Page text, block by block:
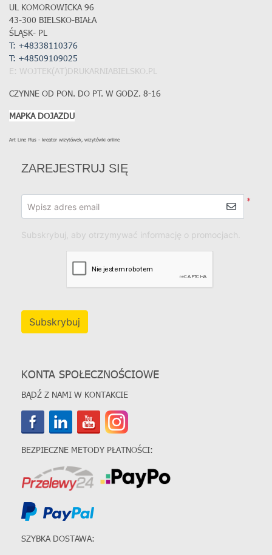
UL KOMOROWICKA 96
43-300 BIELSKO-BIAŁA
ŚLĄSK- PL
T: +48338110376
T: +48509109025
E: WOJTEK(AT)DRUKARNIABIELSKO.PL
CZYNNE OD PON. DO PT. W GODZ. 8-16
MAPKA DOJAZDU
Art Line Plus - kreator wizytówek, wizytówki online
ZAREJESTRUJ SIĘ
*
Wpisz adres email
Subskrybuj, aby otrzymywać informację o promocjach.
Subskrybuj
KONTA SPOŁECZNOŚCIOWE
BĄDŹ Z NAMI W KONTAKCIE
BEZPIECZNE METODY PŁATNOŚCI:
SZYBKA DOSTAWA: